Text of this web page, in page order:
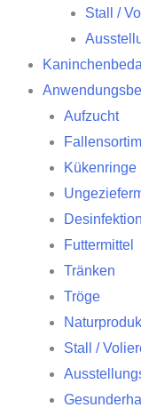
Stall /
Aufzucht
Kükenringe
Desinfektion
Futtermittel
Tränken
Tröge
Stall /